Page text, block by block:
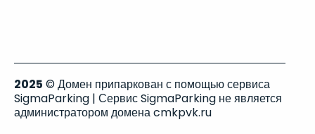
2025 © Домен припаркован с помощью сервиса
SigmaParking | Сервис SigmaParking не является
администратором домена cmkpvk.ru